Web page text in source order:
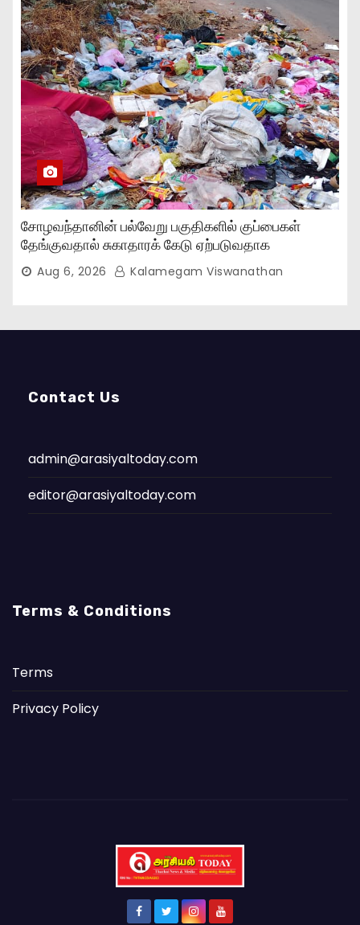
சோழவந்தானின் பல்வேறு பகுதிகளில் குப்பைகள்
தேங்குவதால் சுகாதாரக் கேடு ஏற்படுவதாக
பொதுமக்கள் புகார்..,
Aug 6, 2026 Kalamegam Viswanathan
Contact Us
admin@arasiyaltoday.com
editor@arasiyaltoday.com
Terms & Conditions
Terms
Privacy Policy